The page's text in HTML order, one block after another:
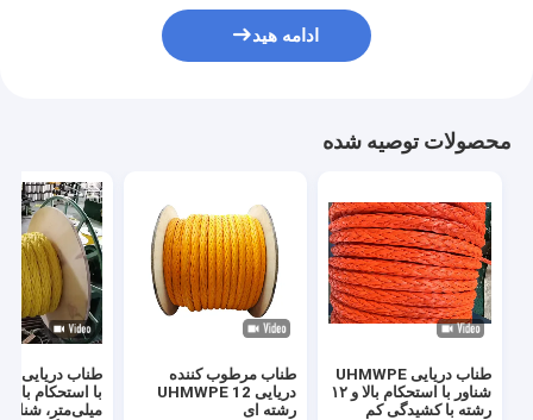
ادامه هید
محصولات توصیه شده
طناب دریایی UHMWPE
شناور با استحکام بالا و ۱۲
رشته با کشیدگی کم
طناب مرطوب کننده
دریایی UHMWPE 12
رشته ای
میلی‌متر،